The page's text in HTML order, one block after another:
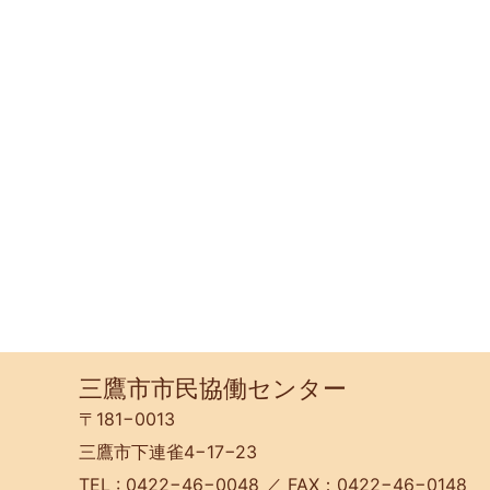
三鷹市市民協働センター
〒181−0013
三鷹市下連雀4−17−23
TEL : 0422−46−0048 ／ FAX：0422−46−0148